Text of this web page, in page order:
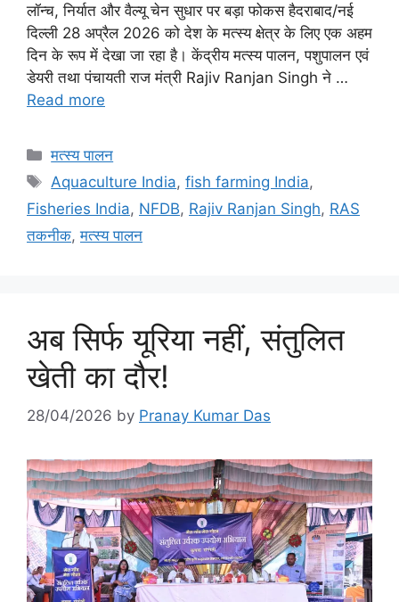
लॉन्च, निर्यात और वैल्यू चेन सुधार पर बड़ा फोकस हैदराबाद/नई
दिल्ली 28 अप्रैल 2026 को देश के मत्स्य क्षेत्र के लिए एक अहम
दिन के रूप में देखा जा रहा है। केंद्रीय मत्स्य पालन, पशुपालन एवं
डेयरी तथा पंचायती राज मंत्री Rajiv Ranjan Singh ने …
Read more
मत्स्य पालन
Aquaculture India,fish farming India,
Fisheries India, NFDB, Rajiv Ranjan Singh, RAS
तकनीक,मत्स्य पालन
अब सिर्फ यूरिया नहीं, संतुलित
खेती का दौर!
28/04/2026 by Pranay Kumar Das